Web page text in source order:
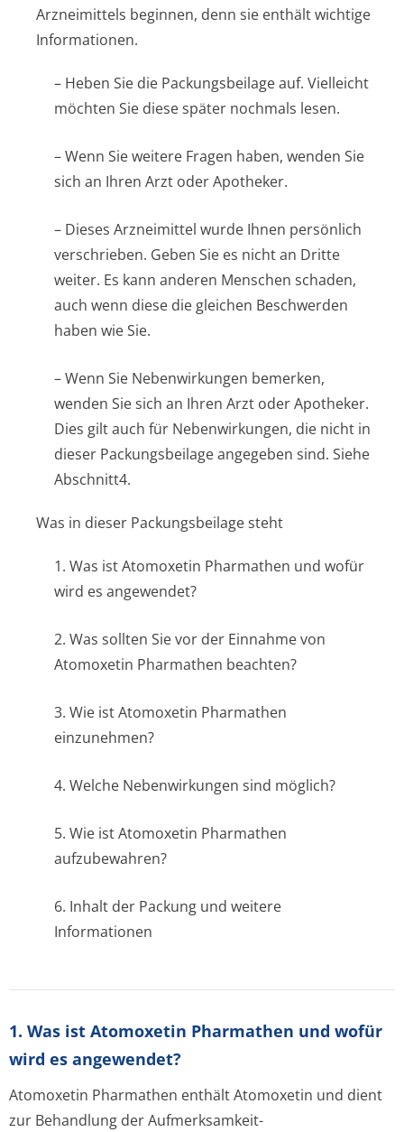
Arzneimittels beginnen, denn sie enthält wichtige
Informationen.
– Heben Sie die Packungsbeilage auf. Vielleicht
möchten Sie diese später nochmals lesen.
– Wenn Sie weitere Fragen haben, wenden Sie
sich an Ihren Arzt oder Apotheker.
– Dieses Arzneimittel wurde Ihnen persönlich
verschrieben. Geben Sie es nicht an Dritte
weiter. Es kann anderen Menschen schaden,
auch wenn diese die gleichen Beschwerden
haben wie Sie.
– Wenn Sie Nebenwirkungen bemerken,
wenden Sie sich an Ihren Arzt oder Apotheker.
Dies gilt auch für Nebenwirkungen, die nicht in
dieser Packungsbeilage angegeben sind. Siehe
Abschnitt4.
Was in dieser Packungsbeilage steht
1. Was ist Atomoxetin Pharmathen und wofür
wird es angewendet?
2. Was sollten Sie vor der Einnahme von
Atomoxetin Pharmathen beachten?
3. Wie ist Atomoxetin Pharmathen
einzunehmen?
4. Welche Nebenwirkungen sind möglich?
5. Wie ist Atomoxetin Pharmathen
aufzubewahren?
6. Inhalt der Packung und weitere
Informationen
1. Was ist Atomoxetin Pharmathen und wofür
wird es angewendet?
Atomoxetin Pharmathen enthält Atomoxetin und dient
zur Behandlung der Aufmerksamkeit­